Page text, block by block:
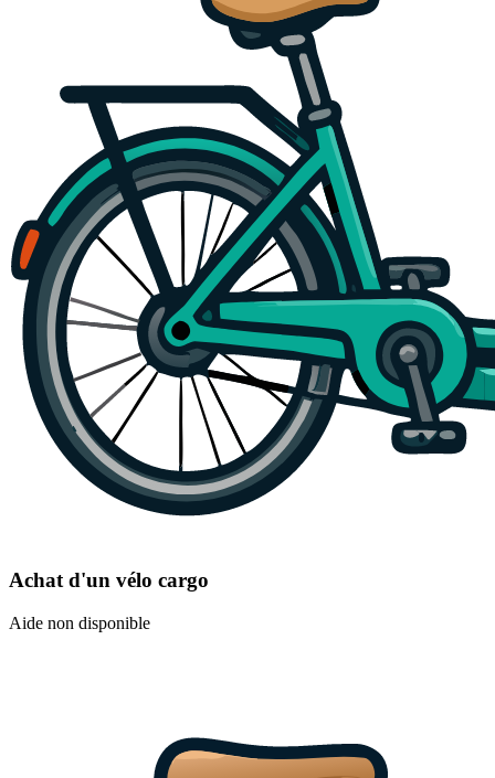
Achat d'un vélo cargo
Aide non disponible